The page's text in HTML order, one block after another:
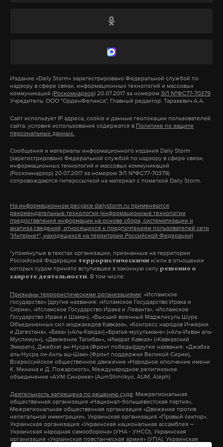
трогал до глубины души.
«Потому что мы вместе! — объясняет он. — Мы —
одна семья и делаем одно и то же дело. Кто-то
«Из одного металла льют медаль за бой, медаль за
труд».
Среди представленных икон — лики святителя
Николая Чудотворца, великомученика Димитрия
Димитрия Донского, воина Федора Ушакова и
многие другие. На образе Сергия Радонежского —
лаконичный призыв: «Не скорбите, братiе». А грудь
Как рассказывает президент театра Марк
идея проведения ее в фойе «Ленкома»
принадлежит их директору Дмитрию Берестову.
«Она олицетворяет наши вечные внутренние
ценности, — говорит Дмитрий Юрьевич. — А какие
это ценности? Это в первую очередь храбрость, это
вера и заступничество».
В числе присутствующих и ведущие артисты
театра Иван Агапов, Олеся Железняк и Анна
Большова. И им всем это знакомо — они часто
работает там, где тормозит интернет.
Дзен VK
Фото: Global Look Press
Этим человеком был знаменитый шансонье Серж
«В лесу прифронтовом»и была написана поэтом
Михаилом Исаковским на музыку Матвея
Блантера.
И ничего, что артист немного путал текст и вместо
«берез» получалось «нелез», а лист у него не слетал,
а сверкал —песня совсем ничего не теряла.
Наоборот, она получила какой-то щемящий флер.
И всем казалось, что они там, вместе с бойцами, на
Каме или в карельских лесах. И ребята только
вернулись из боя.
Издание «Daily Storm» зарегистрировано Федеральной службой по
надзору в сфере связи, информационных технологий и массовых
коммуникаций (Роскомнадзор) 20.07.2017 за номером ЭЛ №ФС77-70379
Учредитель: ООО "ОрденФеликса", Главный редактор: Таразевич А.А.
Сайт использует IP адреса, cookie и данные геолокации пользователей
сайта, условия использования содержатся в Политике по защите
персональных данных.
Сообщения и материалы информационного издания Daily Storm
(зарегистрировано Федеральной службой по надзору в сфере связи,
информационных технологий и массовых коммуникаций
(Роскомнадзор) 20.07.2017 за номером ЭЛ №ФС77-70379)
сопровождаются гиперссылкой на материал с пометкой Daily Storm.
На информационном ресурсе dailystorm.ru применяются
рекомендательные технологии (информационные технологии
предоставления информации на основе сбора, систематизации и
анализа сведений, относящихся к предпочтениям пользователей сети
"Интернет", находящихся на территории Российской Федерации)
*упомянутые в текстах организации, признанные на территории
Российской Федерации террористическими и/или в отношении
которых судом принято вступившее в законную силу решение о
запрете деятельности. В том числе:
Признаны террористическими организациями: «Исламское
государство» (другие названия: «Исламское Государство Ирака и
Сирии», «Исламское Государство Ирака и Леванта», «Исламское
Государство Ирака и Шама»), «Высший военный Маджлисуль Шура
Объединенных сил моджахедов Кавказа», «Конгресс народов Ичкерии
и Дагестана», «База» («Аль-Каида»),«Братья-мусульмане» («Аль-Ихван аль-
Муслимун»), «Движение Талибан», «Имарат Кавказ» («Кавказский
Эмират»), Джебхат ан-Нусра (Фронт победы)(другие названия: «Джабха
аль-Нусра ли-Ахль аш-Шам» (Фронт поддержки Великой Сирии),
Всероссийское общественное движение «Народное ополчение имени
К. Минина и Д. Пожарского», Международное религиозное
объединение «АУМ Синрике» (AumShinrikyo, AUM, Aleph)
Деятельность запрещена по решению суда: Межрегиональная
общественная организация «Национал-большевистская партия»,
Межрегиональная общественная организация «Движение против
нелегальной иммиграции», Украинская организация «Правый сектор»,
Украинская организация «Украинская национальная ассамблея –
Украинская народная самооборона» (УНА - УНСО), Украинская
организация «Украинская повстанческая армия» (УПА), Украинская